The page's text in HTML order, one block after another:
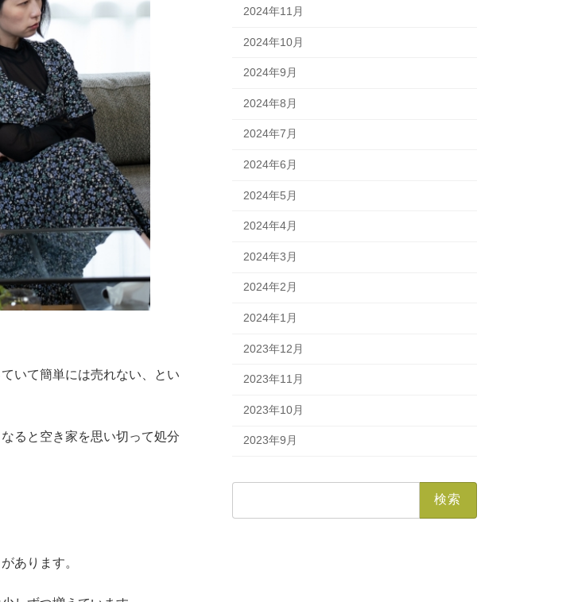
いて簡単には売れない、とい
ると空き家を思い切って処分
あります。
2024年11月
2024年10月
2024年9月
2024年8月
2024年7月
2024年6月
2024年5月
2024年4月
2024年3月
2024年2月
2024年1月
2023年12月
2023年11月
2023年10月
2023年9月